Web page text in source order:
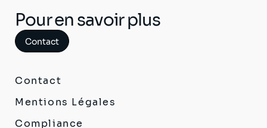
Pour en savoir plus
Contact
Contact
Mentions Légales
Compliance